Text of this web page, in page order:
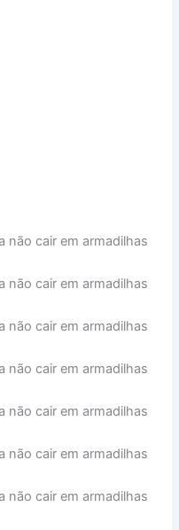
não cair em armadilhas
não cair em armadilhas
não cair em armadilhas
não cair em armadilhas
não cair em armadilhas
não cair em armadilhas
não cair em armadilhas